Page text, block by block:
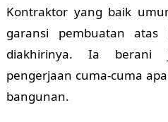
Kontraktor yang baik
garansi pembuatan
diakhirinya. Ia berani
pengerjaan cuma-cuma
bangunan.